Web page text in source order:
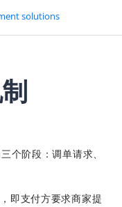
个阶段：调单请求、
即支付方要求商家提